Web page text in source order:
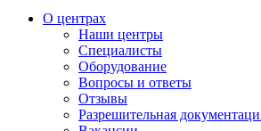
О центрах
Наши центры
Специалисты
Оборудование
Вопросы и ответы
Отзывы
Разрешительная